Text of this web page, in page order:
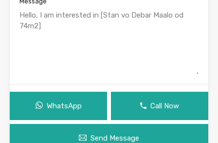
WhatsApp Call Now
Send Message